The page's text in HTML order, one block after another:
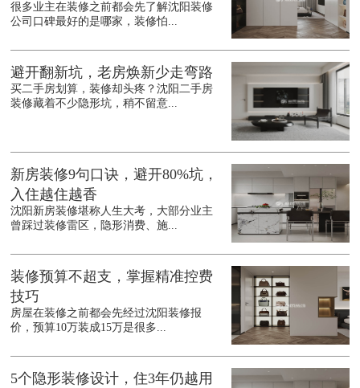
很多业主在装修之前都会先了解沈阳装修
公司口碑最好的是哪家，装修怕...
避开翻新坑，老房焕新少走弯路
买二手房划算，装修却头疼？沈阳二手房
装修藏着不少隐形坑，稍不留意...
新房装修9句口诀，避开80%坑，
入住越住越香
沈阳新房装修堪称人生大考，大部分业主
曾踩过装修雷区，隐形消费、施...
装修预算不超支，掌握精准控费
技巧
房屋在装修之前都会先经过沈阳装修报
价，预算10万装成15万是很多...
5个隐形装修设计，住3年仍越用